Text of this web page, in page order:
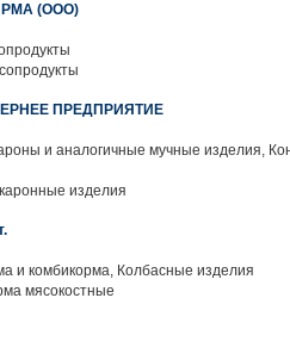
(ООО)
ПРЕДПРИЯТИЕ
и аналогичные мучные изделия,
изделия
и комбикорма, Колбасные изделия
мясокостные